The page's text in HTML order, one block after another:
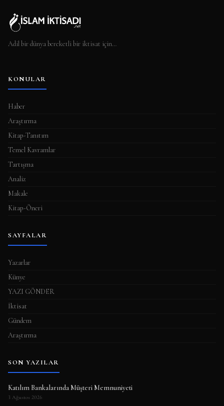
Adil bir dünya bereketli bir iktisat için…
KONULAR
Haber
Araştırma
Kitap-Tanıtım
Temel Kavramlar
Tartışma
Analiz
Makale
Kitap-Öneri
SAYFALAR
Yazarlar
Künye
YAZI GÖNDER
İktisat
Gündem
Araştırma
SON YAZILAR
Katılım Bankalarında Müşteri Memnuniyeti
3 Ağustos 2026